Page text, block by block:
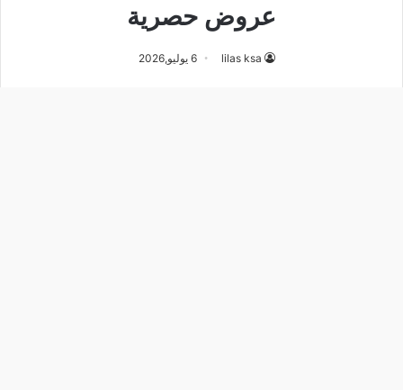
عروض حصرية
lilas ksa 6 يوليو,2026